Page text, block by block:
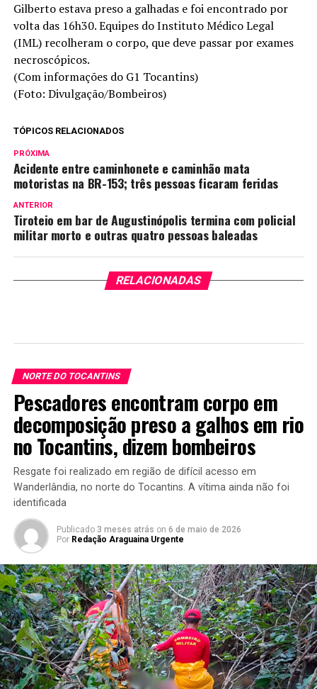
Gilberto estava preso a galhadas e foi encontrado por
volta das 16h30. Equipes do Instituto Médico Legal
(IML) recolheram o corpo, que deve passar por exames
necroscópicos.
(Com informações do G1 Tocantins)
(Foto: Divulgação/Bombeiros)
TÓPICOS RELACIONADOS
PRÓXIMA
Acidente entre caminhonete e caminhão mata
motoristas na BR-153; três pessoas ficaram feridas
ANTERIOR
Tiroteio em bar de Augustinópolis termina com policial
militar morto e outras quatro pessoas baleadas
RELACIONADAS
NORTE DO TOCANTINS
Pescadores encontram corpo em
decomposição preso a galhos em rio
no Tocantins, dizem bombeiros
Resgate foi realizado em região de difícil acesso em
Wanderlândia, no norte do Tocantins. A vítima ainda não foi
identificada
Publicado 3 meses atrás on 6 de maio de 2026
Por Redação Araguaina Urgente